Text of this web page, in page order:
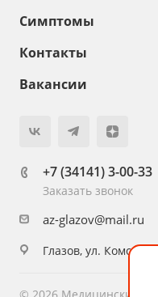
Симптомы
Контакты
Вакансии
+7 (34141) 3-00-33
Заказать звонок
az-glazov@mail.ru
Глазов, ул.